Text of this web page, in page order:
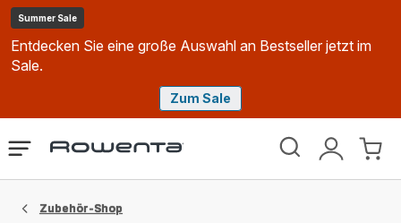
Summer Sale
Entdecken Sie eine große Auswahl an Bestseller jetzt im
Sale.
Zum Sale
Rowenta
Mein
Mein
Das
Zubehör-Shop